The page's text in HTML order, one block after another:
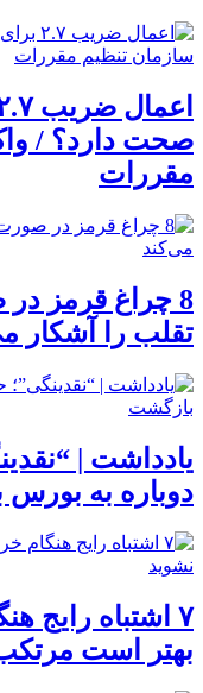
صحت دارد؟ /
مقررات
8 چراغ قرمز
تقلب را آشکار
یادداشت |
دوباره به
۷ اشتباه رایج
بهتر است